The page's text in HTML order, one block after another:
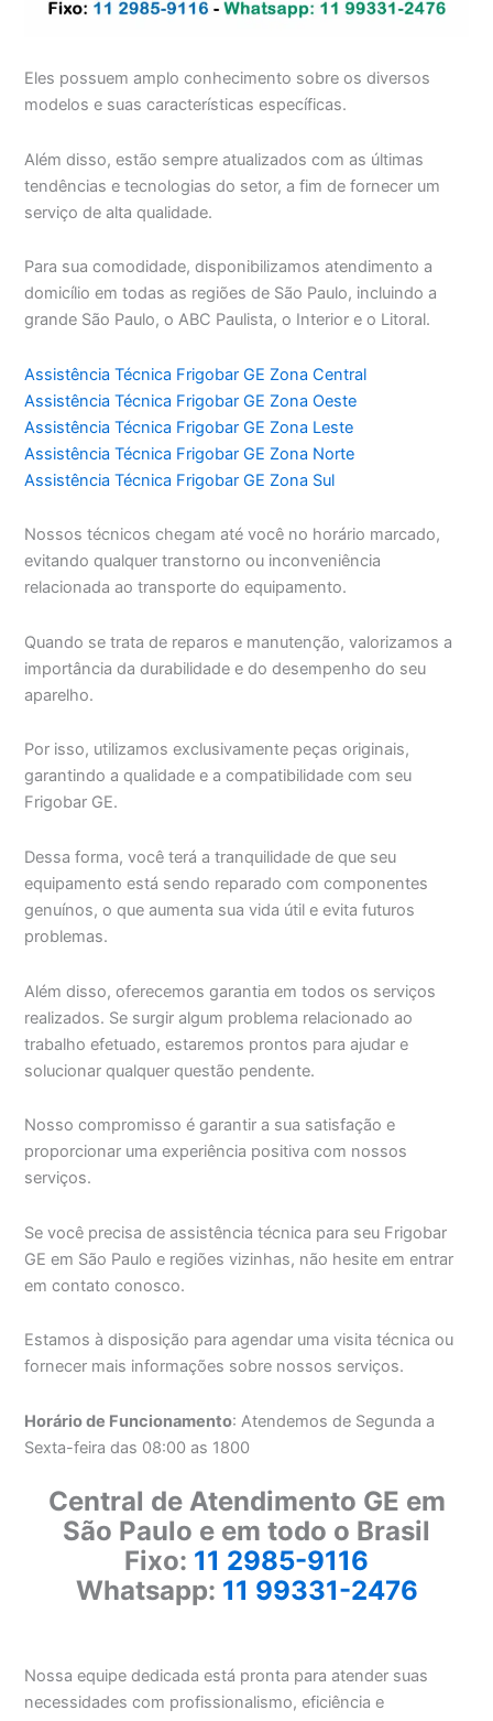
Eles possuem amplo conhecimento sobre os diversos
modelos e suas características específicas.
Além disso, estão sempre atualizados com as últimas
tendências e tecnologias do setor, a fim de fornecer um
serviço de alta qualidade.
Para sua comodidade, disponibilizamos atendimento a
domicílio em todas as regiões de São Paulo, incluindo a
grande São Paulo, o ABC Paulista, o Interior e o Litoral.
Assistência Técnica Frigobar GE Zona Central
Assistência Técnica Frigobar GE Zona Oeste
Assistência Técnica Frigobar GE Zona Leste
Assistência Técnica Frigobar GE Zona Norte
Assistência Técnica Frigobar GE Zona Sul
Nossos técnicos chegam até você no horário marcado,
evitando qualquer transtorno ou inconveniência
relacionada ao transporte do equipamento.
Quando se trata de reparos e manutenção, valorizamos a
importância da durabilidade e do desempenho do seu
aparelho.
Por isso, utilizamos exclusivamente peças originais,
garantindo a qualidade e a compatibilidade com seu
Frigobar GE.
Dessa forma, você terá a tranquilidade de que seu
equipamento está sendo reparado com componentes
genuínos, o que aumenta sua vida útil e evita futuros
problemas.
Além disso, oferecemos garantia em todos os serviços
realizados. Se surgir algum problema relacionado ao
trabalho efetuado, estaremos prontos para ajudar e
solucionar qualquer questão pendente.
Nosso compromisso é garantir a sua satisfação e
proporcionar uma experiência positiva com nossos
serviços.
Se você precisa de assistência técnica para seu Frigobar
GE em São Paulo e regiões vizinhas, não hesite em entrar
em contato conosco.
Estamos à disposição para agendar uma visita técnica ou
fornecer mais informações sobre nossos serviços.
Horário de Funcionamento: Atendemos de Segunda a
Sexta-feira das 08:00 as 1800
Central de Atendimento GE em
São Paulo e em todo o Brasil
Fixo: 11 2985-9116
Whatsapp: 11 99331-2476
Nossa equipe dedicada está pronta para atender suas
necessidades com profissionalismo, eficiência e